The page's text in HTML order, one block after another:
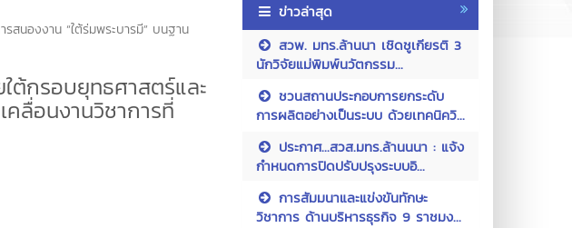
สนองงาน “ใต้ร่มพระบารมี” บนฐาน
ต้กรอบยุทธศาสตร์และ
ลื่อนงานวิชาการที่
ข่าวล่าสุด
สวพ. มทร.ล้านนา เชิดชูเกียรติ 3
นักวิจัยแม่พิมพ์นวัตกรรม...
ชวนสถานประกอบการยกระดับ
การผลิตอย่างเป็นระบบ ด้วยเทคนิควิ...
ประกาศ...สวส.มทร.ล้านนนา : แจ้ง
กำหนดการปิดปรับปรุงระบบอิ...
การสัมมนาและแข่งขันทักษะ
วิชาการ ด้านบริหารธุรกิจ 9 ราชมง...